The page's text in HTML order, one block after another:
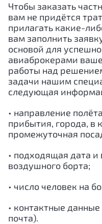
Чтобы заказать
вам не придётся
прилагать какие-
вам заполнить
основой для
авиаброкерами
работы над
задачи нашим
следующая
• направление
прибытия, города, в
промежуточная
• подходящая дата
воздушного борта;
• число человек на
• контактные
почта).